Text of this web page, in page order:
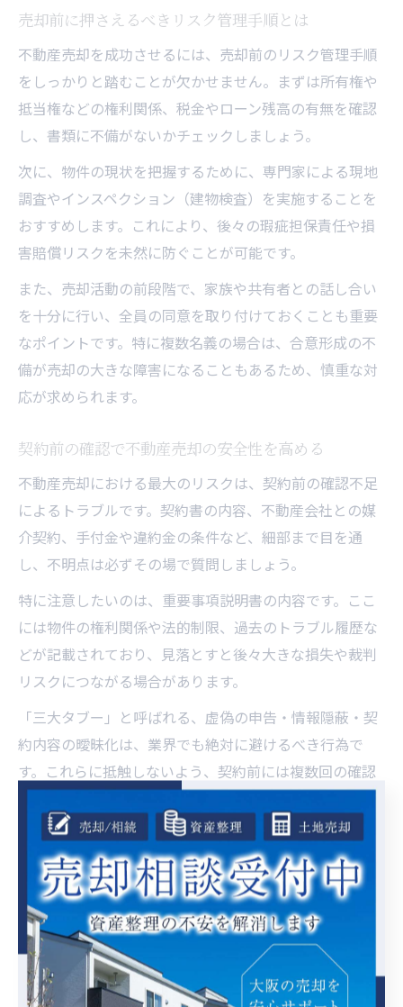
売却前に押さえるべきリスク管理手順とは
不動産売却を成功させるには、売却前のリスク管理手順
をしっかりと踏むことが欠かせません。まずは所有権や
抵当権などの権利関係、税金やローン残高の有無を確認
し、書類に不備がないかチェックしましょう。
次に、物件の現状を把握するために、専門家による現地
調査やインスペクション（建物検査）を実施することを
おすすめします。これにより、後々の瑕疵担保責任や損
害賠償リスクを未然に防ぐことが可能です。
また、売却活動の前段階で、家族や共有者との話し合い
を十分に行い、全員の同意を取り付けておくことも重要
なポイントです。特に複数名義の場合は、合意形成の不
備が売却の大きな障害になることもあるため、慎重な対
応が求められます。
契約前の確認で不動産売却の安全性を高める
不動産売却における最大のリスクは、契約前の確認不足
によるトラブルです。契約書の内容、不動産会社との媒
介契約、手付金や違約金の条件など、細部まで目を通
し、不明点は必ずその場で質問しましょう。
特に注意したいのは、重要事項説明書の内容です。ここ
には物件の権利関係や法的制限、過去のトラブル履歴な
どが記載されており、見落とすと後々大きな損失や裁判
リスクにつながる場合があります。
「三大タブー」と呼ばれる、虚偽の申告・情報隠蔽・契
約内容の曖昧化は、業界でも絶対に避けるべき行為で
す。これらに抵触しないよう、契約前には複数回の確認
と、必要に応じて第三者の専門家によるチェックを行う
ことが安全な取引への近道となります。
トラブル予防に役立つ不動産売却チェック項目
不動産売却の現場では、ちょっとした見落としが大きな
トラブルの火種になることがあります。事前にチェック
リストを活用し、抜けや漏れがないか一つずつ確認する
ことがリスク管理の基本です。